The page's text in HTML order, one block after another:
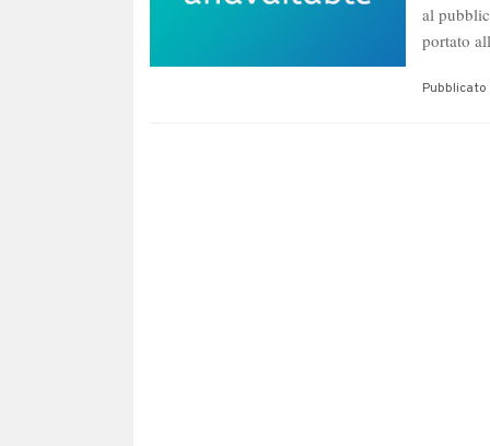
al
portato
Pubblicato